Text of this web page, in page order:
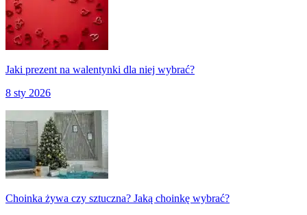
Jaki prezent na walentynki dla niej wybrać?
8 sty 2026
Choinka żywa czy sztuczna? Jaką choinkę wybrać?